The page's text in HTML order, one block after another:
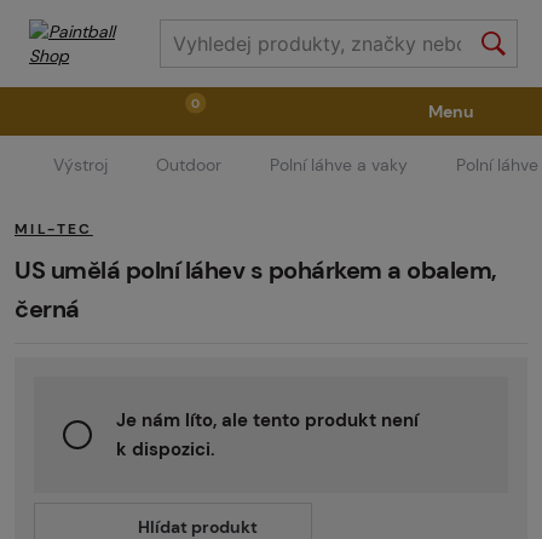
0
Zbraně Příslušenství ke zbraním Výstroj
Střelivo Masky Vzduch / CO2
Pyrotechnika II. Jakost GRINDS
Menu
Výstroj Outdoor Polní láhve a vaky Polní láhve
MIL-TEC
US umělá polní láhev s pohárkem a obalem,
černá
Je nám líto, ale tento produkt není
k dispozici.
Hlídat produkt